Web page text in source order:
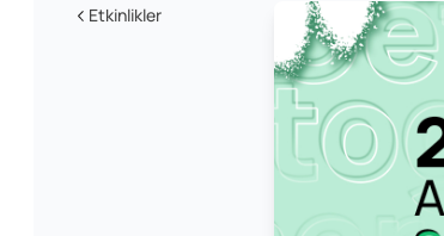
Etkinlikler